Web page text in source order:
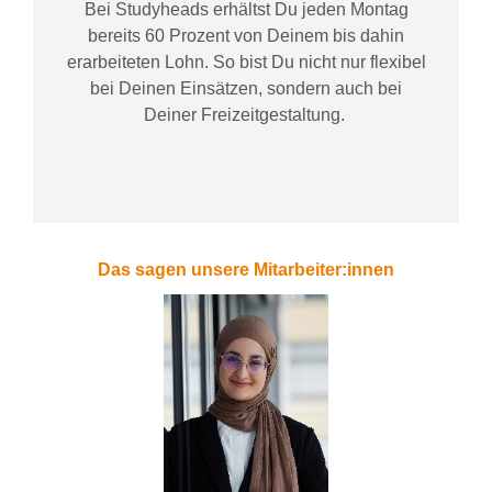
Bei Studyheadserhältst Du jeden Montag
bereits 60 Prozent von Deinem bis dahin
erarbeiteten Lohn. So bist Du nicht nur flexibel
bei Deinen Einsätzen, sondern auch bei
DeinerFreizeitgestaltung.
Das sagen unsere Mitarbeiter:innen